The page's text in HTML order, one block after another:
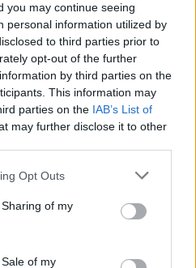
you may continue seeing
personal information utilized by
to third parties prior to
opt-out of the further
by third parties on the
This information may
parties on the IAB’s List of
may further disclose it to other
app uses one or more Google
behaviour. You may click to
and its third-party tags to
purposes in below Google
Opt Outs
of my
of my